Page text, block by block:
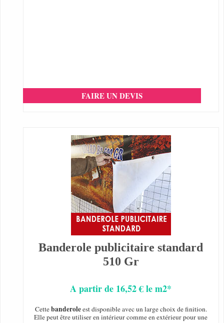
FAIRE UN DEVIS
Banderole publicitaire standard
510 Gr
A partir de 16,52 € le m2*
Cettebanderoleest disponible avec un large choix de finition.
Elle peut être utiliser en intérieur comme en extérieur pour une